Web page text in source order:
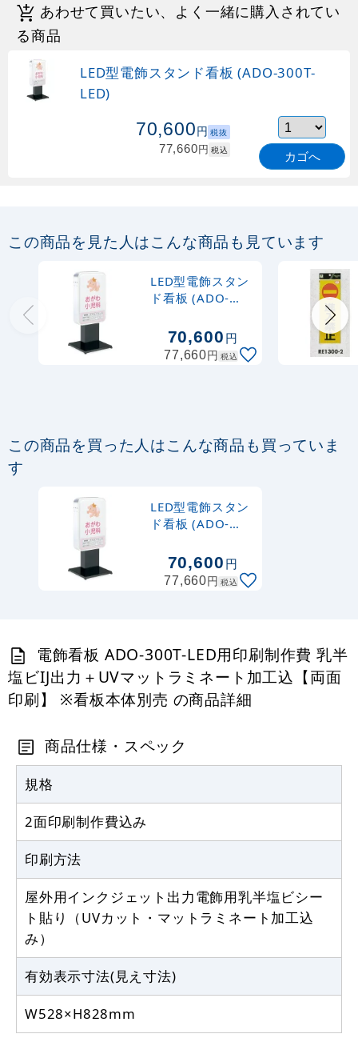
あわせて買いたい、よく一緒に購入されてい
る商品
LED型電飾スタンド看板 (ADO-300T-
LED)
70,600円 税抜
77,660円 税込 カゴへ
この商品を見た人はこんな商品も見ています
LED型電飾スタン
ド看板 (ADO-
70,600円
77,660円 税込
この商品を買った人はこんな商品も買っていま
す
LED型電飾スタン
ド看板 (ADO-
70,600円
77,660円 税込
電飾看板 ADO-300T-LED用印刷制作費 乳半
塩ビIJ出力＋UVマットラミネート加工込【両面
印刷】 ※看板本体別売 の商品詳細
商品仕様・スペック
規格
2面印刷制作費込み
印刷方法
屋外用インクジェット出力電飾用乳半塩ビシー
ト貼り（UVカット・マットラミネート加工込
み）
有効表示寸法(見え寸法)
W528×H828mm